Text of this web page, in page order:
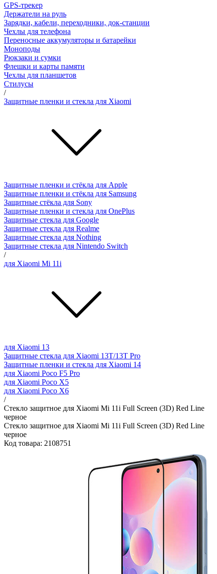
GPS-трекер
Держатели на руль
Зарядки, кабели, переходники, док-станции
Чехлы для телефона
Переносные аккумуляторы и батарейки
Моноподы
Рюкзаки и сумки
Флешки и карты памяти
Чехлы для планшетов
Стилусы
/
Защитные пленки и стекла для Xiaomi
Защитные пленки и стёкла для Apple
Защитные пленки и стёкла для Samsung
Защитные стёкла для Sony
Защитные пленки и стекла для OnePlus
Защитные стекла для Google
Защитные стекла для Realme
Защитные стекла для Nothing
Защитные стекла для Nintendo Switch
/
для Xiaomi Mi 11i
для Xiaomi 13
Защитные стекла для Xiaomi 13T/13T Pro
Защитные пленки и стекла для Xiaomi 14
для Xiaomi Poco F5 Pro
для Xiaomi Poco X5
для Xiaomi Poco X6
/
Стекло защитное для Xiaomi Mi 11i Full Screen (3D) Red Line
черное
Стекло защитное для Xiaomi Mi 11i Full Screen (3D) Red Line
черное
Код товара: 2108751